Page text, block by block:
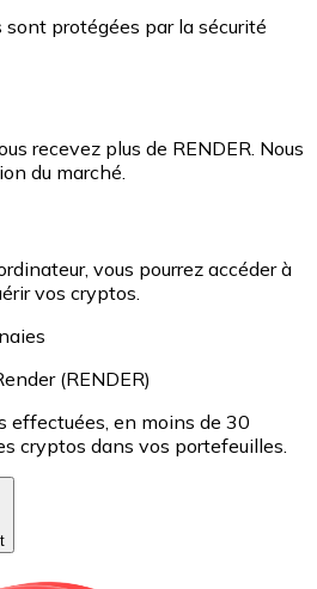
protégées par la sécurité
recevez plus de RENDER. Nous
du marché.
vous pourrez accéder à
vos cryptos.
(RENDER)
effectuées, en moins de 30
cryptos dans vos portefeuilles.